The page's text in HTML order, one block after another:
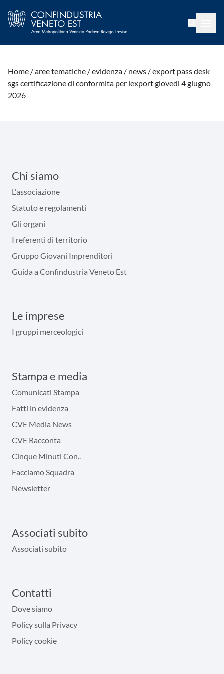
Home /aree tematiche /evidenza / news /export pass desk
sgs certificazione di conformita per lexport giovedi 4 giugno
2026
Chi siamo
L'associazione
Statuto e regolamenti
Gli organi
I referenti di territorio
Gruppo Giovani Imprenditori
Guida a Confindustria Veneto Est
Le imprese
I gruppi merceologici
Stampa e media
Comunicati Stampa
Fatti in evidenza
CVE Media News
CVE Racconta
Cinque Minuti Con..
Facciamo Squadra
Newsletter
Associati subito
Associati subito
Contatti
Dove siamo
Policy sulla Privacy
Policy cookie